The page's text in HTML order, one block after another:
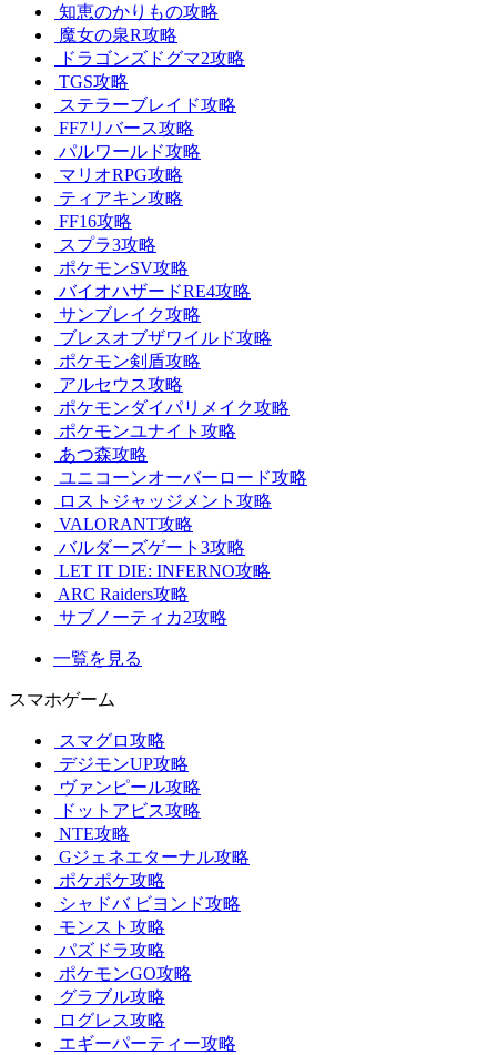
知恵のかりもの攻略
魔女の泉R攻略
ドラゴンズドグマ2攻略
TGS攻略
ステラーブレイド攻略
FF7リバース攻略
パルワールド攻略
マリオRPG攻略
ティアキン攻略
FF16攻略
スプラ3攻略
ポケモンSV攻略
バイオハザードRE4攻略
サンブレイク攻略
ブレスオブザワイルド攻略
ポケモン剣盾攻略
アルセウス攻略
ポケモンダイパリメイク攻略
ポケモンユナイト攻略
あつ森攻略
ユニコーンオーバーロード攻略
ロストジャッジメント攻略
VALORANT攻略
バルダーズゲート3攻略
LET IT DIE: INFERNO攻略
ARC Raiders攻略
サブノーティカ2攻略
一覧を見る
スマホゲーム
スマグロ攻略
デジモンUP攻略
ヴァンピール攻略
ドットアビス攻略
NTE攻略
Gジェネエターナル攻略
ポケポケ攻略
シャドバ ビヨンド攻略
モンスト攻略
パズドラ攻略
ポケモンGO攻略
グラブル攻略
ログレス攻略
エギーパーティー攻略